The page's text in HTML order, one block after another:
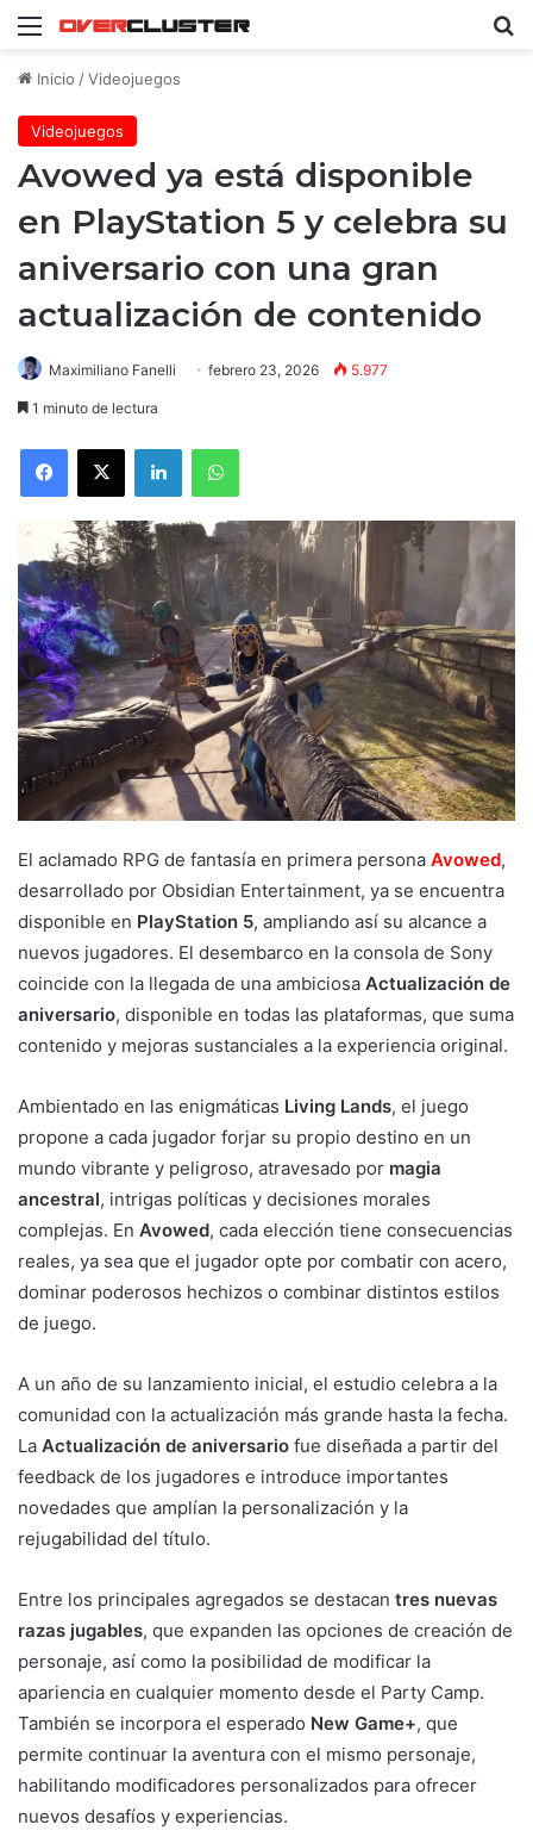
Menú
Inicio /Videojuegos
Videojuegos
Avowed ya está disponible
en PlayStation 5 y celebra su
aniversario con una gran
actualización de contenido
Maximiliano Fanelli febrero 23, 2026 5.977
1 minuto de lectura
Facebook
X LinkedInWhatsApp
El aclamado RPG de fantasía en primera persona Avowed,
desarrollado por Obsidian Entertainment, ya se encuentra
disponible en PlayStation 5, ampliando así su alcance a
nuevos jugadores. El desembarco en la consola de Sony
coincide con la llegada de una ambiciosa Actualización de
aniversario, disponible en todas las plataformas, que suma
contenido y mejoras sustanciales a la experiencia original.
Ambientado en las enigmáticas Living Lands, el juego
propone a cada jugador forjar su propio destino en un
mundo vibrante y peligroso, atravesado por magia
ancestral, intrigas políticas y decisiones morales
complejas. En Avowed, cada elección tiene consecuencias
reales, ya sea que el jugador opte por combatir con acero,
dominar poderosos hechizos o combinar distintos estilos
de juego.
A un año de su lanzamiento inicial, el estudio celebra a la
comunidad con la actualización más grande hasta la fecha.
La Actualización de aniversario fue diseñada a partir del
feedback de los jugadores e introduce importantes
novedades que amplían la personalización y la
rejugabilidad del título.
Entre los principales agregados se destacan tres nuevas
razas jugables, que expanden las opciones de creación de
personaje, así como la posibilidad de modificar la
apariencia en cualquier momento desde el Party Camp.
También se incorpora el esperado New Game+, que
permite continuar la aventura con el mismo personaje,
habilitando modificadores personalizados para ofrecer
nuevos desafíos y experiencias.